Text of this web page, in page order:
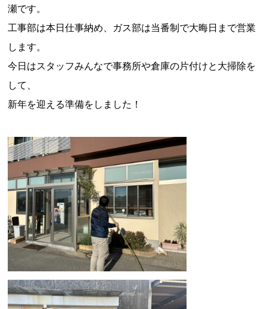
瀬です。
工事部は本日仕事納め、ガス部は当番制で大晦日まで営業
します。
今日はスタッフみんなで事務所や倉庫の片付けと大掃除を
して、
新年を迎える準備をしました！